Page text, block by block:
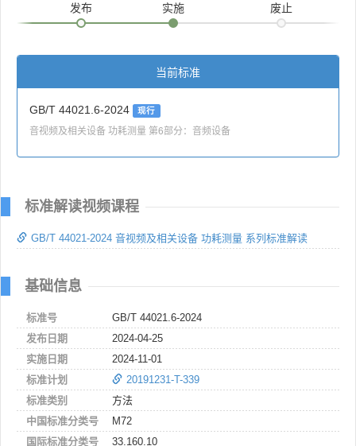
发布 实施 废止
当前标准
GB/T 44021.6-2024 现行
音视频及相关设备 功耗测量 第6部分：音频设备
标准解读视频课程
GB/T 44021-2024 音视频及相关设备 功耗测量 系列标准解读
基础信息
标准号
GB/T 44021.6-2024
发布日期
2024-04-25
实施日期
2024-11-01
标准计划
20191231-T-339
标准类别
方法
中国标准分类号
M72
国际标准分类号
33.160.10